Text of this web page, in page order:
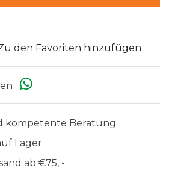
den Favoriten hinzufügen
kompetente Beratung
Lager
ab €75, -